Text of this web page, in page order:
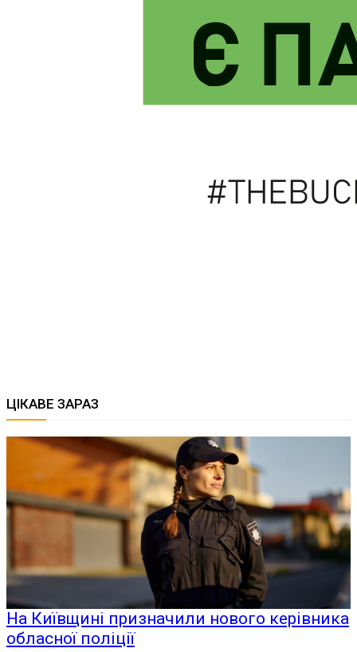
ЦІКАВЕ ЗАРАЗ
На Київщині призначили нового керівника
обласної поліції